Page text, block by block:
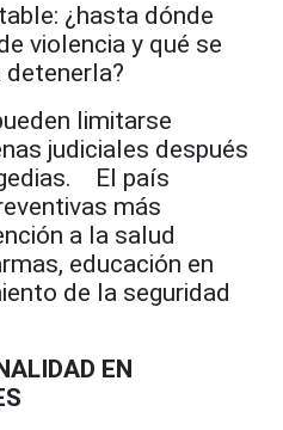
¿hasta dónde
violencia y qué se
detenerla?
limitarse
judiciales después
El país
más
a la salud
educación en
de la seguridad
EN